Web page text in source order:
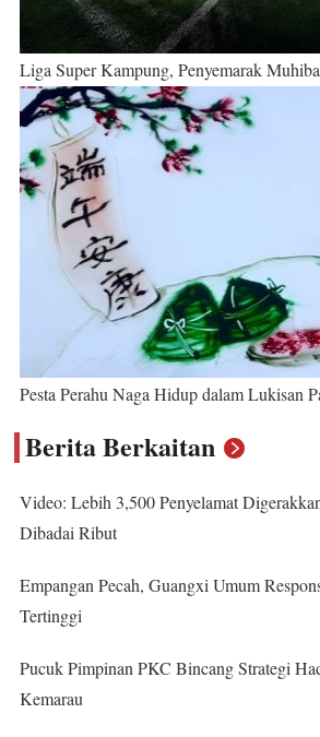
Liga Super Kampung, Penyemarak
Pesta Perahu Naga Hidup dalam Lukisan
Berita Berkaitan
Video: Lebih 3,500 Penyelamat
Dibadai Ribut
Empangan Pecah, Guangxi Umum
Tertinggi
Pucuk Pimpinan PKC Bincang Strategi
Kemarau